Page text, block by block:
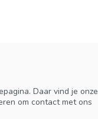
Daar vind je onze
om contact met ons